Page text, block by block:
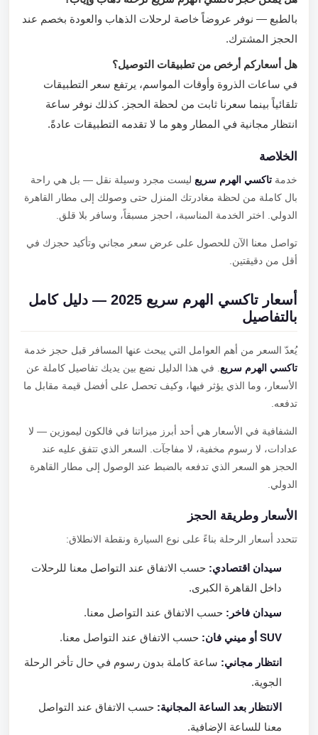
بالطبع — نوفر عروضاً خاصة لرحلات الذهاب والعودة بخصم عند
الحجز المشترك.
هل أسعاركم أرخص من تطبيقات التوصيل؟
في ساعات الذروة وأوقات المواسم، يرتفع سعر التطبيقات
تلقائياً بينما سعرنا ثابت من لحظة الحجز. كذلك نوفر ساعة
انتظار مجانية في المطار وهو ما لا تقدمه التطبيقات عادةً.
الخلاصة
خدمةتاكسي الهرم سريع ليست مجرد وسيلة نقل — بل هي راحة
بال كاملة من لحظة مغادرتك المنزل حتى وصولك إلى مطار القاهرة
الدولي. اختر الخدمة المناسبة، احجز مسبقاً، وسافر بلا قلق.
تواصل معنا الآن للحصول على عرض سعر مجاني وتأكيد حجزك في
أقل من دقيقتين.
أسعار تاكسي الهرم سريع 2025 — دليل كامل
بالتفاصيل
يُعدّ السعر من أهم العوامل التي يبحث عنها المسافر قبل حجز خدمة
تاكسي الهرم سريع . في هذا الدليل نضع بين يديك تفاصيل كاملة عن
الأسعار، وما الذي يؤثر فيها، وكيف تحصل على أفضل قيمة مقابل ما
تدفعه.
الشفافية في الأسعار هي أحد أبرز ميزاتنا في فالكون ليموزين — لا
عدادات، لا رسوم مخفية، لا مفاجآت. السعر الذي تتفق عليه عند
الحجز هو السعر الذي تدفعه بالضبط عند الوصول إلى مطار القاهرة
الدولي.
الأسعار وطريقة الحجز
تتحدد أسعار الرحلة بناءً على نوع السيارة ونقطة الانطلاق:
سيدان اقتصادي:حسب الاتفاق عند التواصل معنا للرحلات
داخل القاهرة الكبرى.
سيدان فاخر:حسب الاتفاق عند التواصل معنا.
SUV أو ميني فان: حسب الاتفاق عند التواصل معنا.
انتظار مجاني:ساعة كاملة بدون رسوم في حال تأخر الرحلة
الجوية.
الانتظار بعد الساعة المجانية:حسب الاتفاق عند التواصل
معنا للساعة الإضافية.